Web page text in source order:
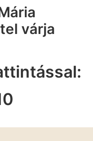
várja